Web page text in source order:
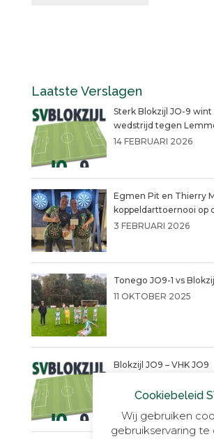
Laatste Verslagen
Sterk Blokzijl JO-9
wedstrijd tegen
14 FEBRUARI 2026
Egmen Pit en Thierry
koppeldarttoernooi op
3 FEBRUARI 2026
Tonego JO9-1 vs
11 OKTOBER 2025
Blokzijl JO9 – VHK JO9
Cookiebeleid
Wij gebruiken
gebruikservaring te